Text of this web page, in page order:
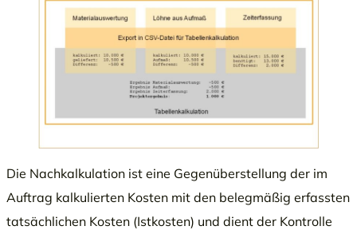
Die Nachkalkulation ist eine Gegenüberstellung der im
Auftrag kalkulierten Kosten mit den belegmäßig erfassten
tatsächlichen Kosten (Istkosten) und dient der Kontrolle